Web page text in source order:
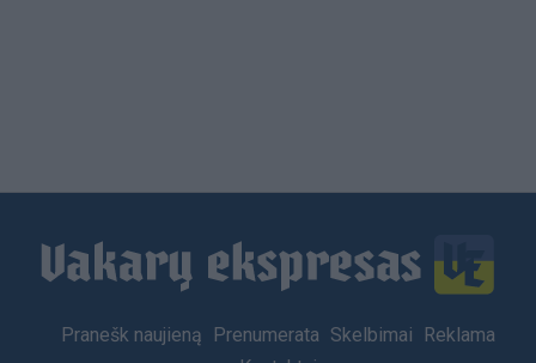
Footer
Pranešk naujieną Prenumerata Skelbimai
Reklama